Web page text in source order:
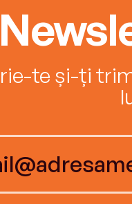
te și-ți